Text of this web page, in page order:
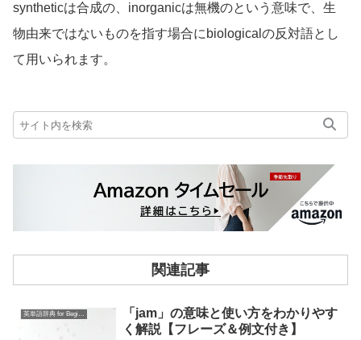
syntheticは合成の、inorganicは無機のという意味で、生
物由来ではないものを指す場合にbiologicalの反対語とし
て用いられます。
関連記事
英単語辞典 for Beginners
「jam」の意味と使い方をわかりやす
く解説【フレーズ＆例文付き】